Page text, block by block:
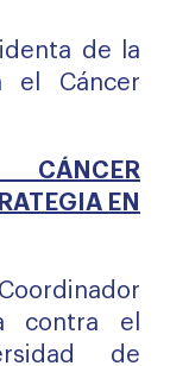
de la
el Cáncer
EN
contra el
de